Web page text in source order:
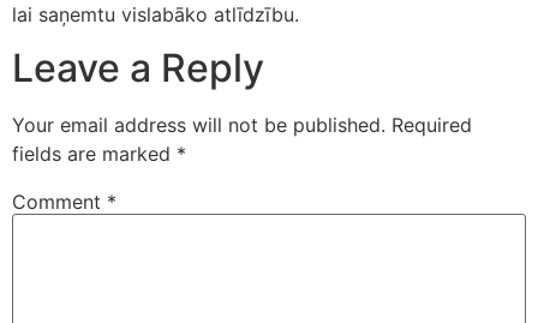
lai saņemtu vislabāko atlīdzību.
Leave a Reply
Your email address will not be published. Required
fields are marked *
Comment *